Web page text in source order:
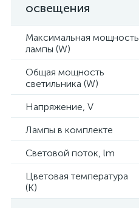
освещения
Максимальная мощность
лампы (W)
Общая мощность
светильника (W)
Напряжение, V
Лампы в комплекте
Световой поток, lm
Цветовая температура
(К)